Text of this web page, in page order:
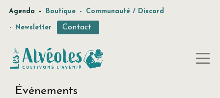
Agenda - Boutique - Communauté / Discord
- Newsletter Contact
Événements